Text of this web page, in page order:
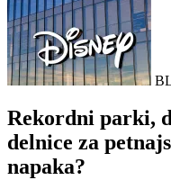
Rekordni parki,
delnice za
napaka?